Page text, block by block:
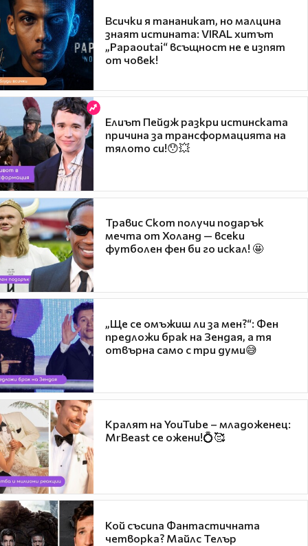
Всички я тананикат, но малцина
знаят истината: VIRAL хитът
„Papaoutai“ всъщност не е изпят
от човек!
Елиът Пейдж разкри истинската
причина за трансформацията на
тялото си!😯💥
Травис Скот получи подарък
мечта от Холанд — всеки
футболен фен би го искал! 🤩
„Ще се омъжиш ли за мен?“: Фен
предложи брак на Зендая, а тя
отвърна само с три думи😅
Кралят на YouTube – младоженец:
MrBeast се ожени!💍🥰
Кой съсипа Фантастичната
четворка? Майлс Телър